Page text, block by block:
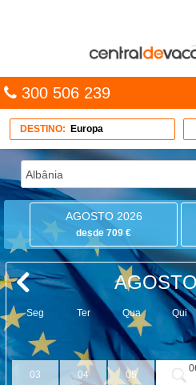
300 506 239
TRIP PLANNER
PACOTES
MULTIDESTINO
CARAÍBAS
PROMOÇÕES
DESTINO: Europa
AGOSTO 2026
desde 709 €
Seg Ter Qua Qui
03 04 05